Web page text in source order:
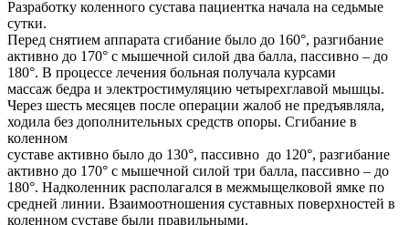
Разработку коленного сустава пациентка начала на седьмые
сутки.
Перед снятием аппарата сгибание было до 160°, разгибание
активно до 170° с мышечной силой два балла, пассивно – до
180°. В процессе лечения больная получала курсами
массаж бедра и электростимуляцию четырехглавой мышцы.
Через шесть месяцев после операции жалоб не предъявляла,
ходила без дополнительных средств опоры. Сгибание в
коленном
суставе активно было до 130°, пассивно до 120°, разгибание
активно до 170° с мышечной силой три балла, пассивно – до
180°. Надколенник располагался в межмыщелковой ямке по
средней линии. Взаимоотношения суставных поверхностей в
коленном суставе были правильными.